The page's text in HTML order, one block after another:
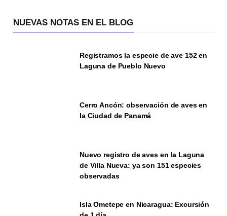
NUEVAS NOTAS EN EL BLOG
Registramos la especie de ave 152 en
Laguna de Pueblo Nuevo
Cerro Ancón: observación de aves en
la Ciudad de Panamá
Nuevo registro de aves en la Laguna
de Villa Nueva: ya son 151 especies
observadas
Isla Ometepe en Nicaragua: Excursión